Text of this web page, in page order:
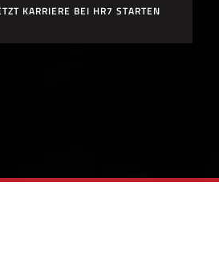
KARRIERE BEI HR7 STARTEN